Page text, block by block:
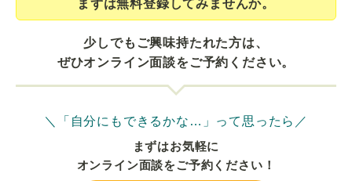
まずは無料登録してみませんか。
少しでもご興味持たれた方は、
ぜひオンライン面談をご予約ください。
＼「自分にもできるかな…」って思ったら／
まずはお気軽に
オンライン面談をご予約ください！